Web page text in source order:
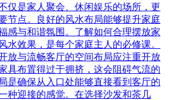
仅是家人聚会、休闲娱乐的场所，更
节点。良好的风水布局能够提升家庭
感与和谐氛围。了解如何合理摆放家
水效果，是每个家庭主人的必修课。
放与流畅客厅的空间布局应注重开放
具布置得过于拥挤，这会阻碍气流的
是确保从入口处能够直接看到客厅的
种迎接的感觉。在选择沙发和茶几